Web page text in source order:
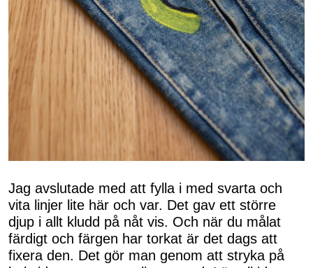
Jag avslutade med att fylla i med svarta och
vita linjer lite här och var. Det gav ett större
djup i allt kludd på nåt vis. Och när du målat
färdigt och färgen har torkat är det dags att
fixera den. Det gör man genom att stryka på